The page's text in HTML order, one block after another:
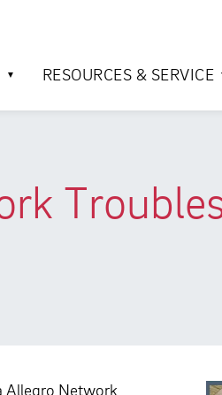
RESOURCES & SERVICE
Allegro Network